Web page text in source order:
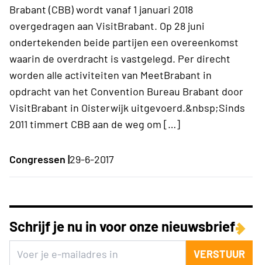
Brabant (CBB) wordt vanaf 1 januari 2018
overgedragen aan VisitBrabant. Op 28 juni
ondertekenden beide partijen een overeenkomst
waarin de overdracht is vastgelegd. Per direcht
worden alle activiteiten van MeetBrabant in
opdracht van het Convention Bureau Brabant door
VisitBrabant in Oisterwijk uitgevoerd.&nbsp;Sinds
2011 timmert CBB aan de weg om […]
Congressen |29-6-2017
Schrijf je nu in voor onze nieuwsbrief
VERSTUUR